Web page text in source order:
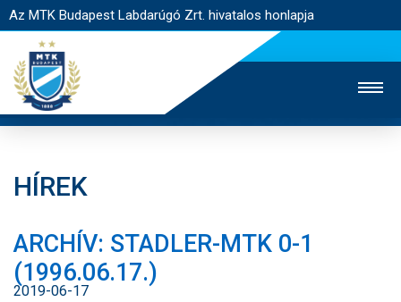
Az MTK Budapest Labdarúgó Zrt. hivatalos honlapja
JEGYÉRTÉKESÍTÉS
WEBSHOP
STADION
EGYESÜLET
HÍREK
ARCHÍV: STADLER-MTK 0-1
(1996.06.17.)
2019-06-17